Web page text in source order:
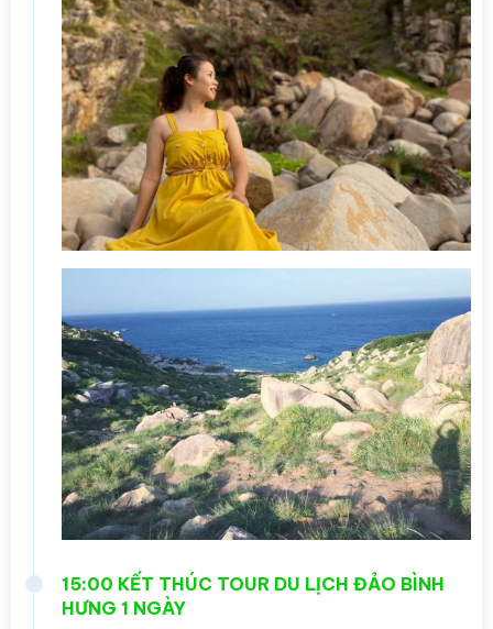
15:00 KẾT THÚC TOUR DU LỊCH ĐẢO BÌNH
HƯNG 1 NGÀY